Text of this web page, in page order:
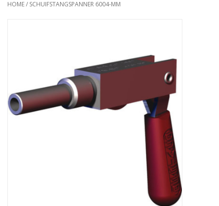
HOME/ SCHUIFSTANGSPANNER 6004-MM